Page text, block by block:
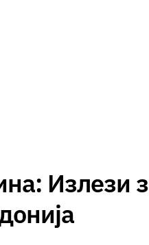
Излези